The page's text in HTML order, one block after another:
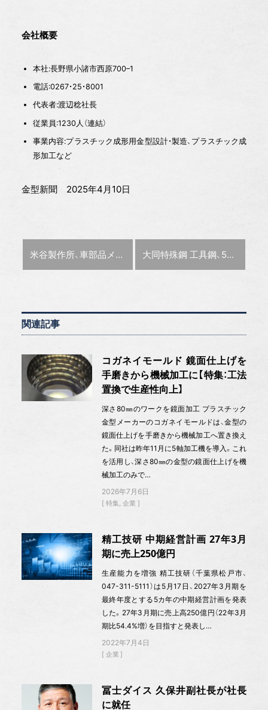
会社概要
本社:長野県小諸市西原700–1
電話:0267・25・8001
代表者:渡辺稔社長
従業員:1230人（連結）
事業内容:プラスチック成形用金型設計・製造、プラスチック成
形加工など
金型新聞 2025年4月10日
前の記事 :
米谷製作所、車部品メーカー傘下に 次の記事 :
大同特殊鋼 工具鋼、5~10%値上げ
関連記事
コガネイモールド 鏡面仕上げを
手磨きから機械加工に【特集：工法
置換で生産性向上】
深さ80㎜のワークを鏡面加工 プラスチック
金型メーカーのコガネイモールドは、金型の
鏡面仕上げを手磨きから機械加工へ置き換え
た。同社は昨年11月に5軸加工機を導入。これ
を活用し、深さ80㎜の金型の鏡面仕上げを機
械加工のみで…
2026年7月6日
特集 企業
精工技研 中期経営計画 27年3月
期に売上250億円
生産能力を増強 精工技研（千葉県松戸市、
047-311-5111）は5月17日、2027年3月期を
最終年度とする5カ年の中期経営計画を発表
した。27年3月期に売上高250億円（22年3月
期比54.4%増）を目指すと発表し…
2022年7月4日
企業
冨士ダイス 久保井副社長が社長
に就任